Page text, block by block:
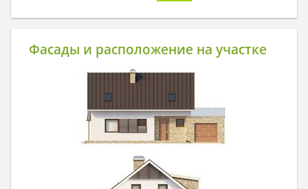
Фасады и расположение на участке